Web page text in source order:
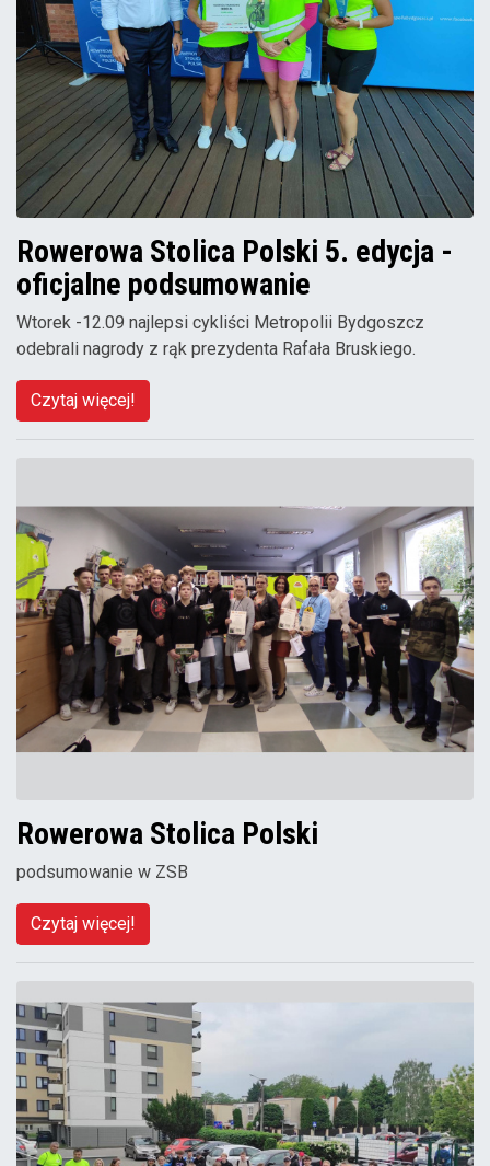
Rowerowa Stolica Polski 5. edycja -
oficjalne podsumowanie
Wtorek -12.09 najlepsi cykliści Metropolii Bydgoszcz
odebrali nagrody z rąk prezydenta Rafała Bruskiego.
Czytaj więcej!
Rowerowa Stolica Polski
podsumowanie w ZSB
Czytaj więcej!